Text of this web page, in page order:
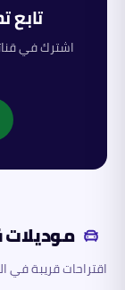
تابع
اشترك في
اقتراحات قريبة في